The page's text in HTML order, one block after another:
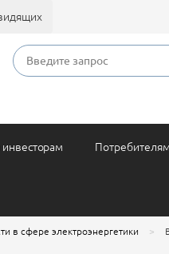
Потребителям
в сфере электроэнергетики